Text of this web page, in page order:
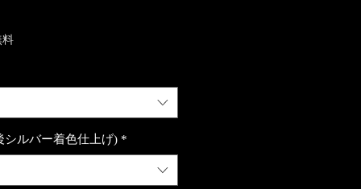
料
シルバー着色仕上げ) *